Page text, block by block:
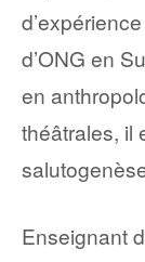
d’ONG en
en
théâtrales, il
Enseignant